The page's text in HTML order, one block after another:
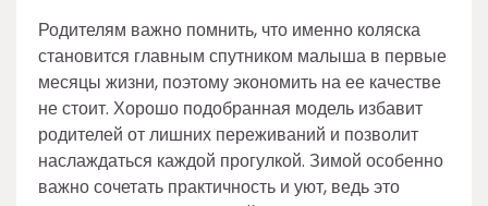
Родителям важно помнить, что именно коляска
становится главным спутником малыша в первые
месяцы жизни, поэтому экономить на ее качестве
не стоит. Хорошо подобранная модель избавит
родителей от лишних переживаний и позволит
наслаждаться каждой прогулкой. Зимой особенно
важно сочетать практичность и уют, ведь это